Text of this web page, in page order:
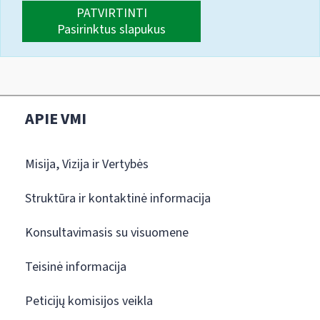
PATVIRTINTI
Pasirinktus slapukus
APIE VMI
Misija, Vizija ir Vertybės
Struktūra ir kontaktinė informacija
Konsultavimasis su visuomene
Teisinė informacija
Peticijų komisijos veikla